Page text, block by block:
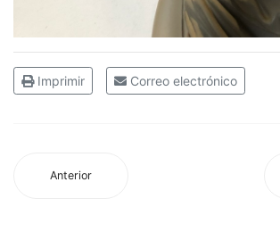
Imprimir Correo electrónico
Anterior